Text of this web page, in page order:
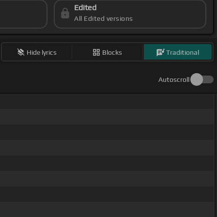
Edited
All Edited versions
Hide lyrics Blocks Traditional
Autoscroll